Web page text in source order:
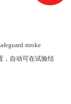
stroke
，自动可在试验结